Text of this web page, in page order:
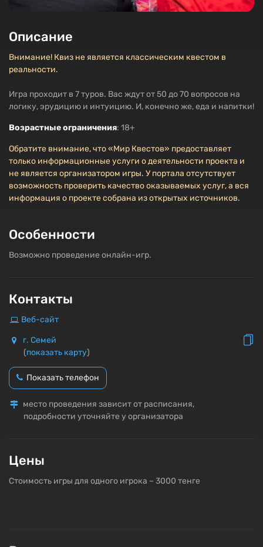
Описание
Внимание! Квиз не является классическим квестом в
реальности.
Игра проходит в 7 туров. Вас ждут от 50 до 70 вопросов на
логику, эрудицию и интуицию. И, конечно же, еда и напитки!
Возрастные ограничения: 18+
Обратите внимание, что «Мир Квестов» предоставляет
только информационные услуги о деятельности проекта и
не является организатором игры. У портала отсутствует
возможность проверить качество оказываемых услуг, а вся
информация о проекте собрана из открытых источников.
Особенности
Возможно проведение онлайн-игр.
Контакты
Веб-сайт
г. Семей
(показать карту)
Показать телефон
место проведения зависит от расписания,
подробности уточняйте у организатора
Цены
Стоимость игры для одного игрока – 3000 тенге